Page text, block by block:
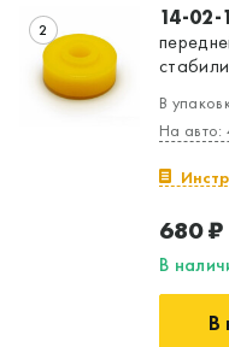
2 14-02-
В
На авто:
680 ₽
В
В